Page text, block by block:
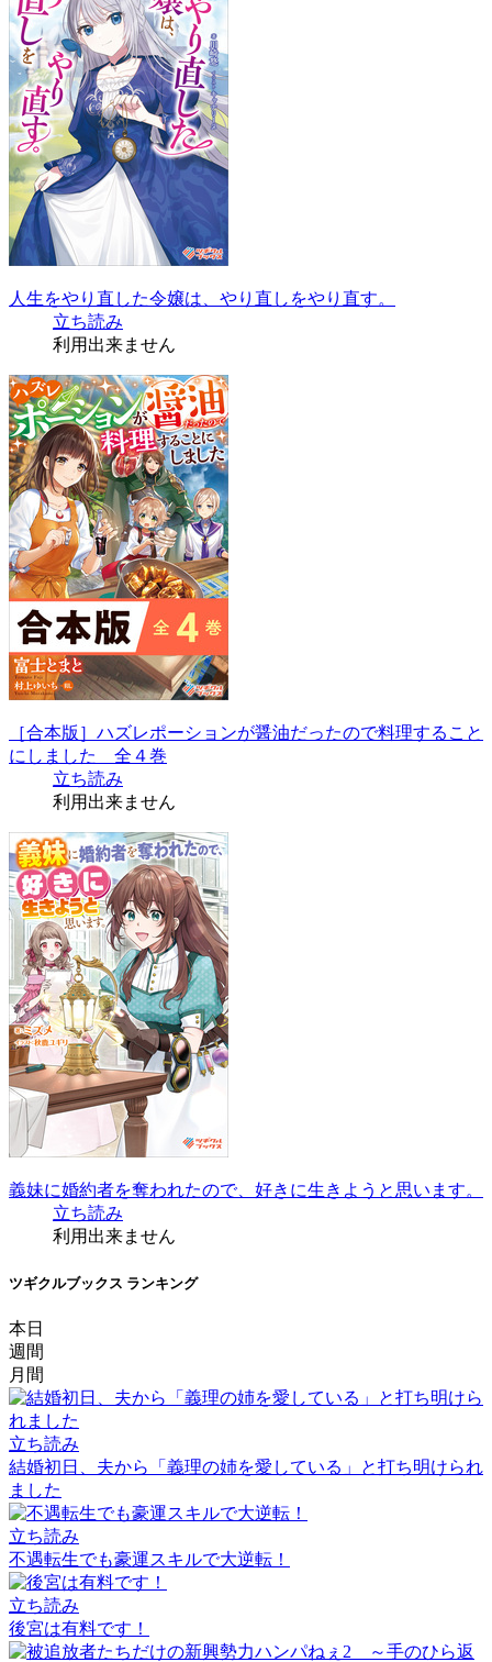
人生をやり直した令嬢は、やり直しをやり直す。
立ち読み
利用出来ません
［合本版］ハズレポーションが醤油だったので料理すること
にしました 全４巻
立ち読み
利用出来ません
義妹に婚約者を奪われたので、好きに生きようと思います。
立ち読み
利用出来ません
ツギクルブックス ランキング
本日
週間
月間
立ち読み
結婚初日、夫から「義理の姉を愛している」と打ち明けられ
ました
立ち読み
不遇転生でも豪運スキルで大逆転！
立ち読み
後宮は有料です！